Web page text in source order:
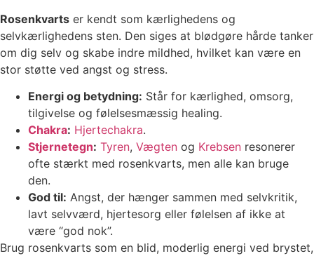
Rosenkvarts er kendt som kærlighedens og
selvkærlighedens sten. Den siges at blødgøre hårde tanker
om dig selv og skabe indre mildhed, hvilket kan være en
stor støtte ved angst og stress.
Energi og betydning: Står for kærlighed, omsorg,
tilgivelse og følelsesmæssig healing.
Chakra: Hjertechakra.
Stjernetegn: Tyren, Vægten og Krebsen resonerer
ofte stærkt med rosenkvarts, men alle kan bruge
den.
God til: Angst, der hænger sammen med selvkritik,
lavt selvværd, hjertesorg eller følelsen af ikke at
være “god nok”.
Brug rosenkvarts som en blid, moderlig energi ved brystet,